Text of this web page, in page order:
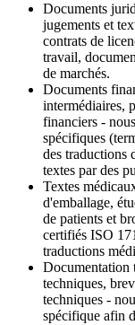
Documents
jugements et
contrats de
travail,
de marchés.
Documents
intermédiaires,
financiers -
spécifiques
des traductions
textes par des
Textes
d'emballage,
de patients et
certifiés ISO
traductions
Documentation
techniques,
techniques -
spécifique afin